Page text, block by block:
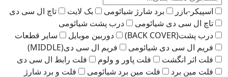
اسپیکر-بازر برد شارژ شیائومی بک لایت
تاچ ال سی دی
تاچ ال سی دی شیائومی
درب پشت شیائومی
درب پشت(BACK COVER)
دوربین موبایل
سایر قطعات
فریم ال سی دی شیائومی
فریم ال سی دی(MIDDLE)
فلت اثر انگشت
فلت پاور و ولوم
فلت رابط ال سی دی
فلت مین برد
فلت مین برد شیائومی
فلت و برد شارژ